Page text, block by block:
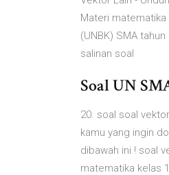
Materi
(UNBK) SMA
salinan soal
Soal UN
20. soal soal
kamu yang ingin
dibawah ini ! soal
matematika kelas